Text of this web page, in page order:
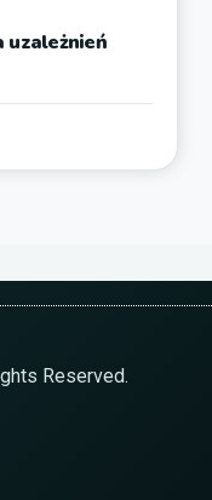
uzależnień
Reserved.